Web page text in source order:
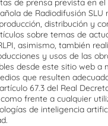
de prensa prevista en el
de Radiodifusión
distribución y
sobre temas de
asimismo, también
y usos de las
desde este sitio web a
que resulten
67.3 del Real
frente a cualquier
de inteligencia